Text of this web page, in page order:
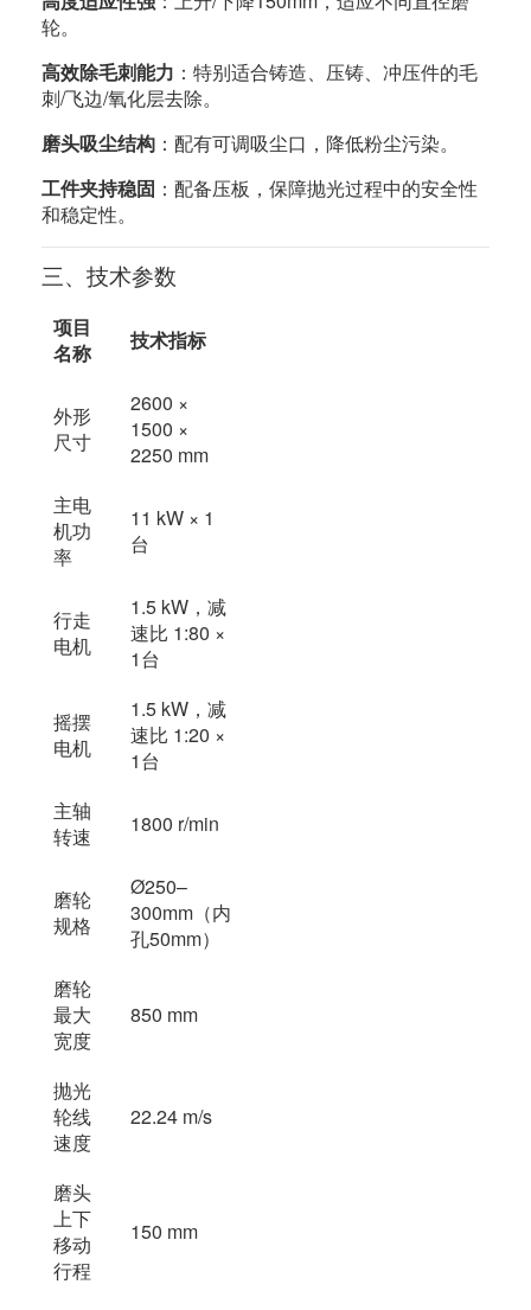
轮。
高效除毛刺能力 ：特别适合铸造、压铸、冲压件的毛
刺/飞边/氧化层去除。
磨头吸尘结构 ：配有可调吸尘口，降低粉尘污染。
工件夹持稳固 ：配备压板，保障抛光过程中的安全性
和稳定性。
三、技术参数
项目
名称
技术指标
外形
尺寸
2600 ×
1500 ×
2250 mm
主电
机功
率
11 kW × 1
台
行走
电机
1.5 kW，减
速比 1:80 ×
1台
摇摆
电机
1.5 kW，减
速比 1:20 ×
1台
主轴
转速
1800 r/min
磨轮
规格
Ø250–
300mm（内
孔50mm）
磨轮
最大
宽度
850 mm
抛光
轮线
速度
22.24 m/s
磨头
上下
移动
行程
150 mm